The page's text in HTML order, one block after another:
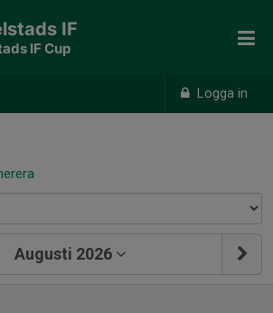
Logga in
IF
IF Cup
Augusti 2026